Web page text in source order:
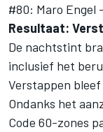
#80: Maro Engel
Resultaat:
De nachtstint
inclusief het
Verstappen
Ondanks het
Code 60-zones